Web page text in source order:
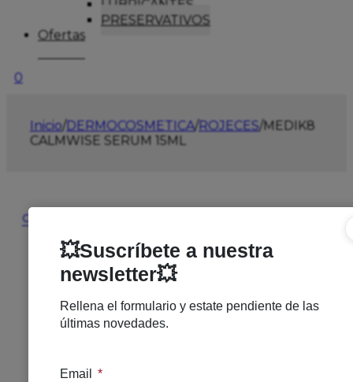
LUBRICANTES
PRESERVATIVOS
Ofertas
0
Inicio/DERMOCOSMETICA/ROJECES/MEDIK8
CALMWISE SERUM 15ML
🔍